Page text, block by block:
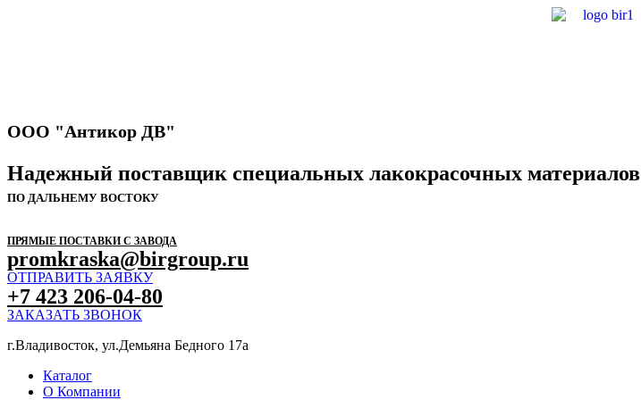
ООО "Антикор ДВ"
Надежный поставщик специальных лакокрасочных материалов
ПО ДАЛЬНЕМУ ВОСТОКУ
ПРЯМЫЕ ПОСТАВКИ С ЗАВОДА
promkraska@birgroup.ru
ОТПРАВИТЬ ЗАЯВКУ
+7 423 206-04-80
ЗАКАЗАТЬ ЗВОНОК
г.Владивосток, ул.Демьяна Бедного 17а
Каталог
О Компании